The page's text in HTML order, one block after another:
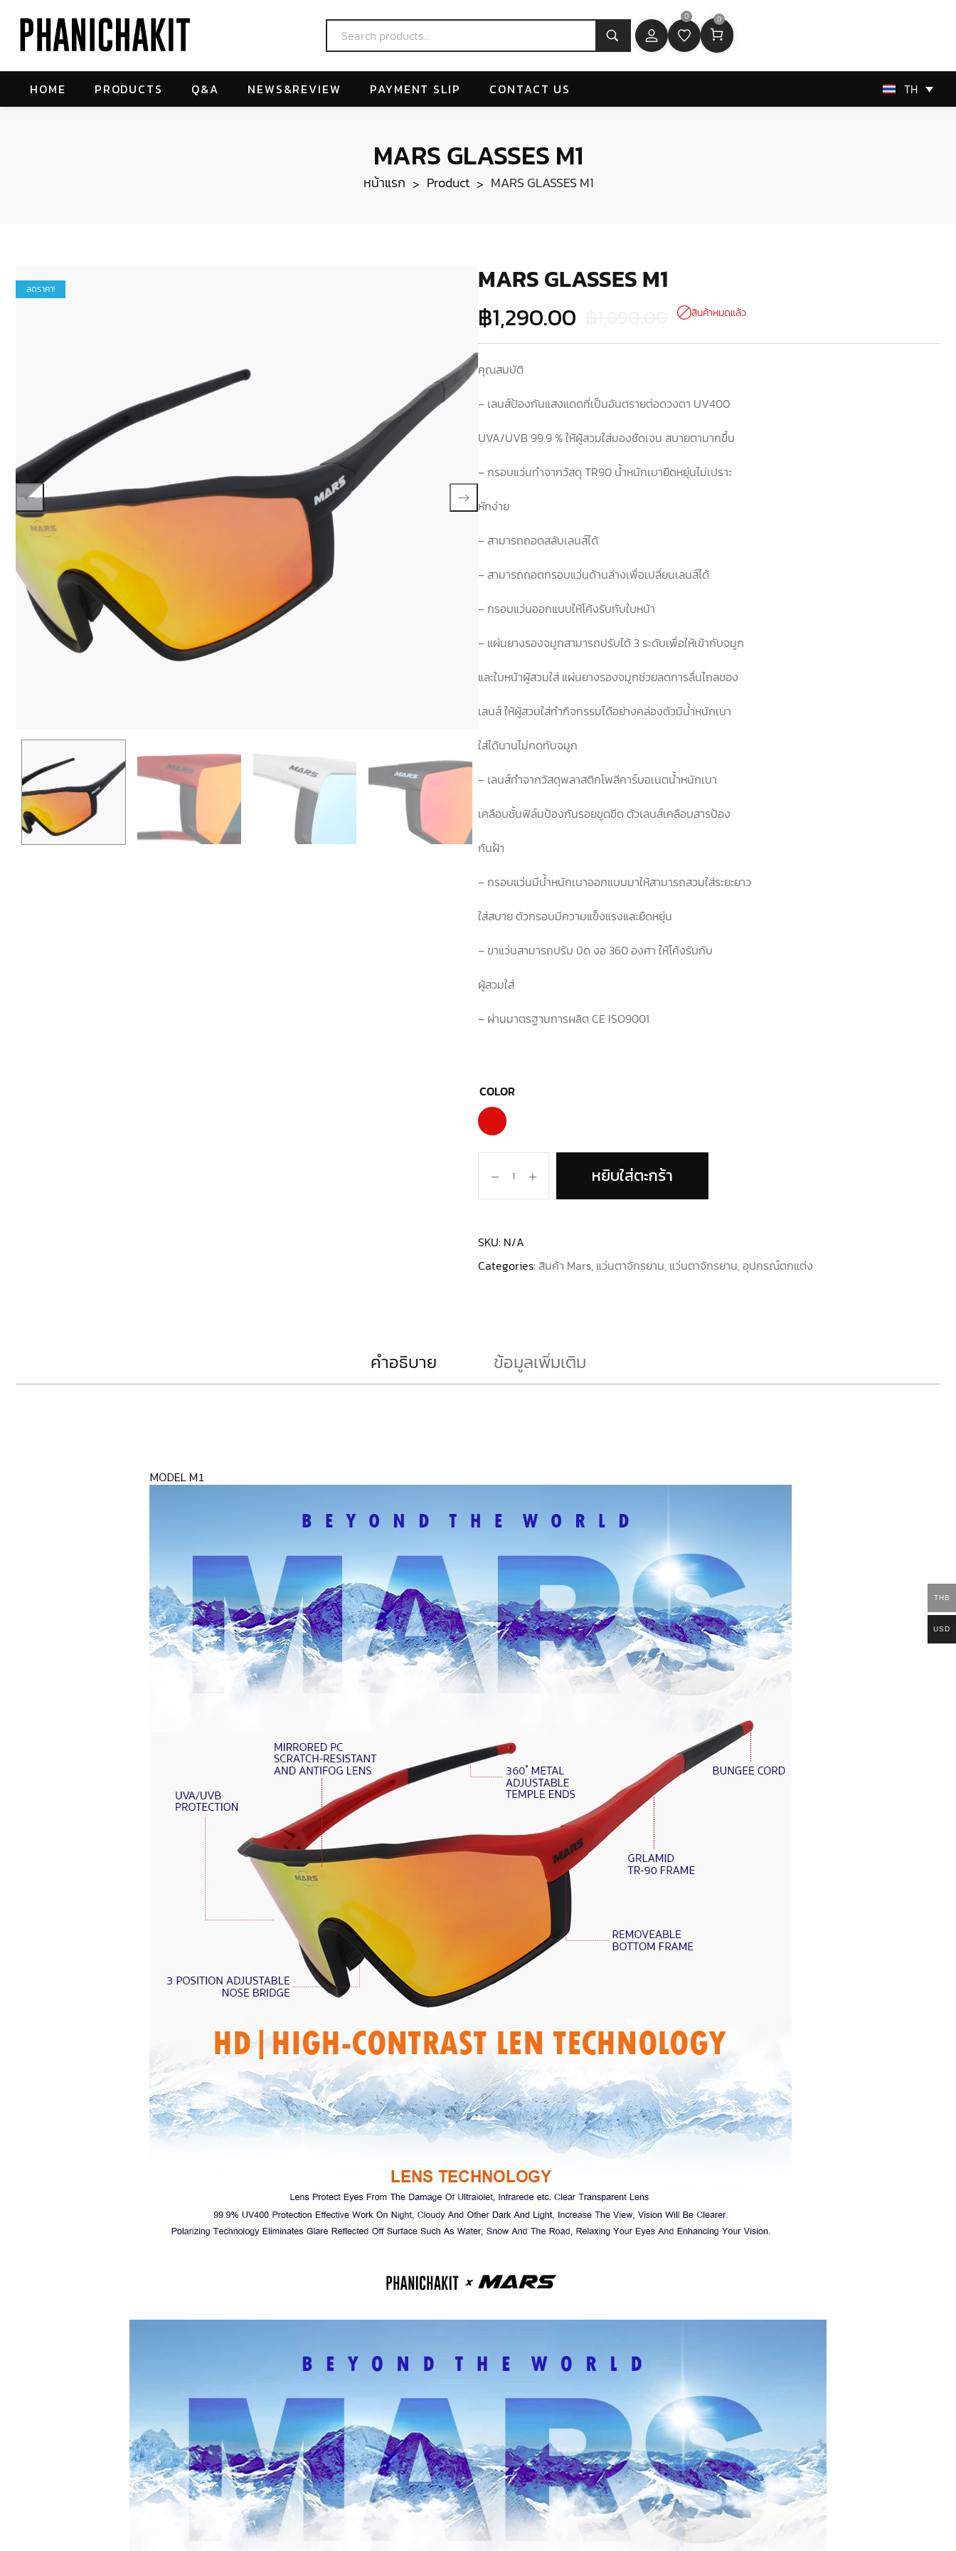
0 0
HOME PRODUCTS Q&A NEWS&REVIEW PAYMENT SLIP CONTACT US TH
MARS GLASSES M1
หน้าแรก > Product > MARS GLASSES M1
ลดราคา! MARS GLASSES M1
฿1,290.00 สินค้าหมดแล้ว
คุณสมบัติ
– เลนส์ป้องกันแสงแดดที่เป็นอันตรายต่อดวงตา UV400
UVA/UVB 99.9 % ให้ผู้สวมใส่มองชัดเจน สบายตามากขึ้น
– กรอบแว่นทำจากวัสดุ TR90 น้ำหนักเบายืดหยุ่นไม่เปราะ
หักง่าย
– สามารถถอดสลับเลนส์ได้
– สามารถถอดกรอบแว่นด้านล่างเพื่อเปลี่ยนเลนส์ได้
– กรอบแว่นออกแบบให้โค้งรับกับใบหน้า
– แผ่นยางรองจมูกสามารถปรับได้ 3 ระดับเพื่อให้เข้ากับจมูก
และใบหน้าผู้สวมใส่ แผ่นยางรองจมูกช่วยลดการลื่นไถลของ
เลนส์ ให้ผู้สวมใส่ทำกิจกรรมได้อย่างคล่องตัวมีน้ำหนักเบา
ใส่ได้นานไม่กดทับจมูก
– เลนส์ทำจากวัสดุพลาสติกโพลีคาร์บอเนตน้ำหนักเบา
เคลือบชั้นฟิล์มป้องกันรอยขูดขีด ตัวเลนส์เคลือบสารป้อง
กันฝ้า
– กรอบแว่นมีน้ำหนักเบาออกแบบมาให้สามารถสวมใส่ระยะยาว
ใส่สบาย ตัวกรอบมีความแข็งแรงและยืดหยุ่น
– ขาแว่นสามารถปรับ บิด งอ 360 องศา ให้โค้งรับกับ
ผู้สวมใส่
– ผ่านมาตรฐานการผลิต CE ISO9001
COLOR
หยิบใส่ตะกร้า
SKU: N/A
Categories: สินค้า Mars, แว่นตาจักรยาน, แว่นตาจักรยาน,อุปกรณ์ตกแต่ง
คำอธิบาย ข้อมูลเพิ่มเติม
THB
USD